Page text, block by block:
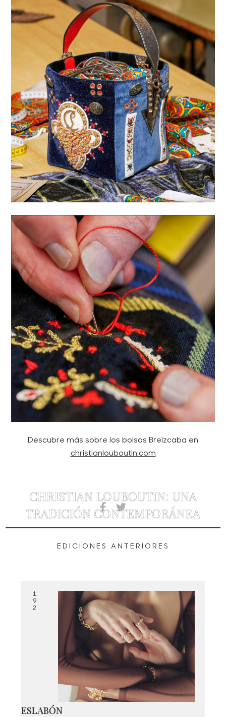
CHRISTIAN LOUBOUTIN: UNA
TRADICIÓN CONTEMPORÁNEA
Descubre más sobre los bolsos Breizcaba en
christianlouboutin.com
EDICIONES ANTERIORES
1
9
2
ESLABÓN